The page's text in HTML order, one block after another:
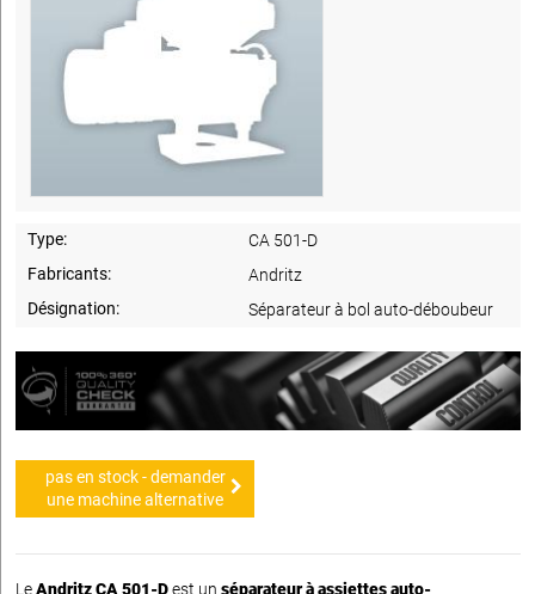
Type:
CA 501-D
Fabricants:
Andritz
Désignation:
Séparateur à bol auto-déboubeur
pas en stock - demander
une machine alternative
LeAndritz CA 501-Dest un séparateur à assiettes auto-